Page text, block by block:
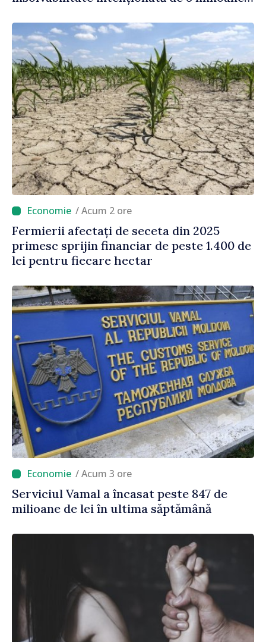
/ Acum 2 ore
Fermierii afectați de seceta din 2025
primesc sprijin financiar de peste 1.400 de
lei pentru fiecare hectar
/ Acum 3 ore
Serviciul Vamal a încasat peste 847 de
milioane de lei în ultima săptămână